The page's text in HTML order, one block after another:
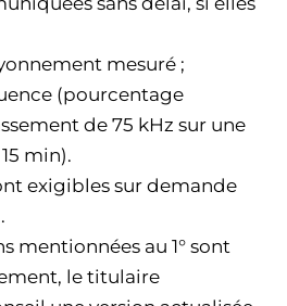
mesuré ;
(pourcentage
de 75 kHz sur une
min).
exigibles sur demande
mentionnées au 1° sont
le titulaire